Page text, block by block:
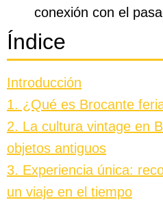
conexión con el
Índice
Introducción
1. ¿Qué es Brocante
2. La cultura vintage en
objetos antiguos
3. Experiencia única:
un viaje en el tiempo